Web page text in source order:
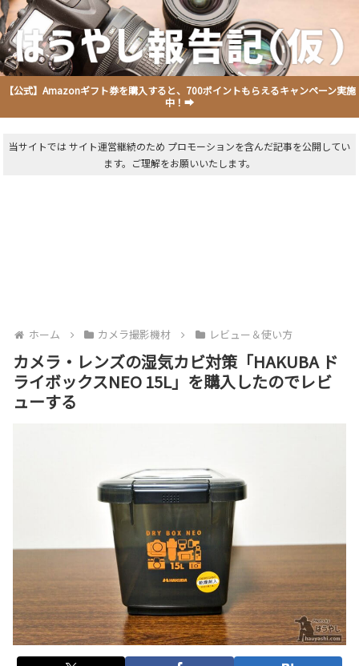
【公式】Amazonギフト券を購入すると、700ポイントもらえるキャンペーン実施
中！➡
当サイトでは サイト運営継続のため プロモーションを含んだ記事を公開してい
ます。ご理解をお願いいたします。
ホーム カメラ撮影機材 レビュー＆使い方
カメラ・レンズの湿気カビ対策「HAKUBA ド
ライボックスNEO 15L」を購入したのでレビ
ューする